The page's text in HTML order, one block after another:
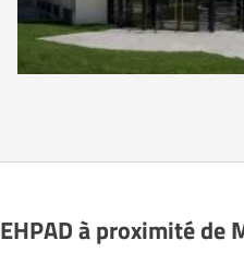
EHPAD à proximité de